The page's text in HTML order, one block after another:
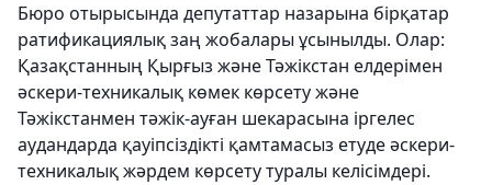
Бюро отырысында депутаттар назарына бірқатар
ратификациялық заң жобалары ұсынылды. Олар:
Қазақстанның Қырғыз және Тәжікстан елдерімен
әскери-техникалық көмек көрсету және
Тәжікстанмен тәжік-ауған шекарасына іргелес
аудандарда қауіпсіздікті қамтамасыз етуде әскери-
техникалық жәрдем көрсету туралы келісімдері.